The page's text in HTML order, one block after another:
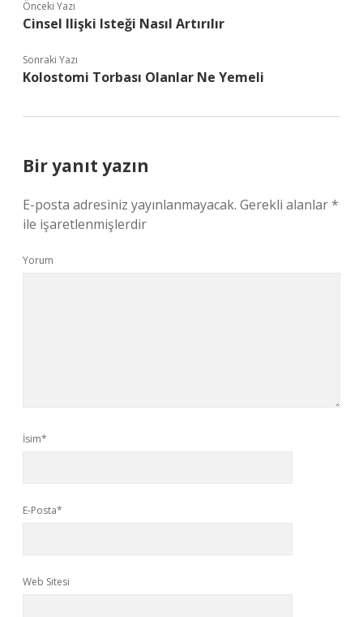
Önceki Yazı
Cinsel Ilişki Isteği Nasıl Artırılır
Sonraki Yazı
Kolostomi Torbası Olanlar Ne Yemeli
Bir yanıt yazın
E-posta adresiniz yayınlanmayacak. Gerekli alanlar*
ile işaretlenmişlerdir
Yorum
İsim*
E-Posta*
Web Sitesi